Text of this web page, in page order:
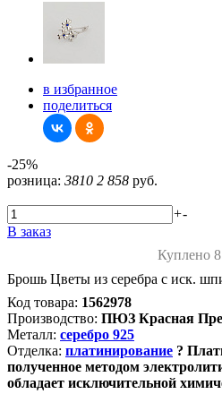
в избранное
поделиться
-25%
розница: 3810 2 858 руб.
+-
В заказ
Куплено 8
Брошь Цветы из серебра с иск.
Код товара: 1562978
Производство: ПЮЗ Красная
Металл: серебро 925
Отделка: платинирование ?
полученное методом
обладает исключительной